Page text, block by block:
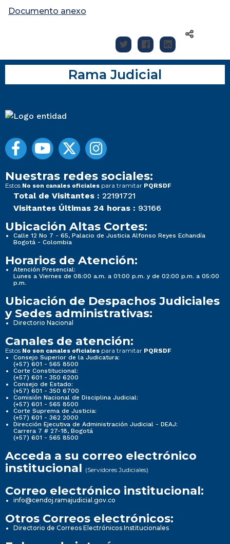
Documento anexo
Rama Judicial
Nuestras redes sociales:
Estos No son canales oficiales para tramitar PQRSDF
Total de Visitantes : 22191721
Visitantes Últimas 24 horas : 93166
Ubicación Altas Cortes:
Calle 12 No 7 - 65, Palacio de Justicia Alfonso Reyes Echandía
Bogotá - Colombia
Horarios de Atención:
Atención Presencial:
Lunes a Viernes de 08:00 a.m. a 01:00 p.m. y de 02:00 p.m. a 05:00
p.m.
Ubicación de Despachos Judiciales
y Sedes administrativas:
Directorio Nacional
Canales de atención:
Estos No son canales oficiales para tramitar PQRSDF
Consejo Superior de la Judicatura:
(+57) 601 - 565 8500
Corte Constitucional:
(+57) 601 - 350 6200
Consejo de Estado:
(+57) 601 - 350 6700
Comisión Nacional de Disciplina Judicial:
(+57) 601 - 565 8500
Corte Suprema de Justicia:
(+57) 601 - 362 2000
Dirección Ejecutiva de Administración Judicial - DEAJ:
Carrera 7 # 27-18, Bogotá
(+57) 601 - 565 8500
Acceda a su correo electrónico
institucional (Servidores Judiciales)
Correo electrónico institucional:
info@cendoj.ramajudicial.gov.co
Otros Correos electrónicos:
Directorio de Correos Electrónicos Institucionales